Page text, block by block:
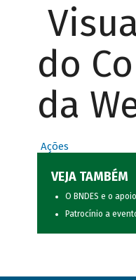
do
da
Ações
VEJA TAMBÉM
O BNDES e o
Patrocínio a